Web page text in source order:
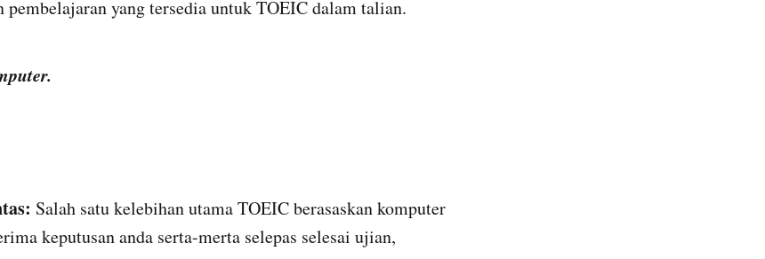
pembelajaran yang tersedia untuk TOEIC dalam talian.
Salah satu kelebihan utama TOEIC berasaskan komputer
keputusan anda serta-merta selepas selesai ujian,